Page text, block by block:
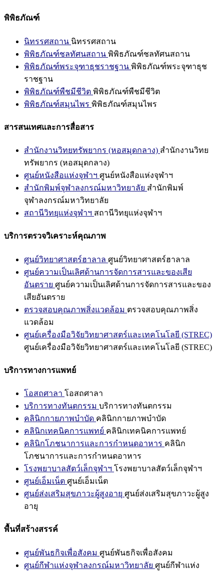
พิพิธภัณฑ์
นิทรรศสถาน นิทรรศสถาน
พิพิธภัณฑ์ชลทัศนสถาน พิพิธภัณฑ์ชลทัศนสถาน
พิพิธภัณฑ์พระจุฑาธุชราชฐาน พิพิธภัณฑ์พระจุฑาธุช
ราชฐาน
พิพิธภัณฑ์พืชมีชีวิต พิพิธภัณฑ์พืชมีชีวิต
พิพิธภัณฑ์สมุนไพร พิพิธภัณฑ์สมุนไพร
สารสนเทศและการสื่อสาร
สำนักงานวิทยทรัพยากร (หอสมุดกลาง) สำนักงานวิทย
ทรัพยากร (หอสมุดกลาง)
ศูนย์หนังสือแห่งจุฬาฯ ศูนย์หนังสือแห่งจุฬาฯ
สำนักพิมพ์จุฬาลงกรณ์มหาวิทยาลัย สำนักพิมพ์
จุฬาลงกรณ์มหาวิทยาลัย
สถานีวิทยุแห่งจุฬาฯ สถานีวิทยุแห่งจุฬาฯ
บริการตรวจวิเคราะห์คุณภาพ
ศูนย์วิทยาศาสตร์ฮาลาล ศูนย์วิทยาศาสตร์ฮาลาล
ศูนย์ความเป็นเลิศด้านการจัดการสารและของเสีย
อันตราย ศูนย์ความเป็นเลิศด้านการจัดการสารและของ
เสียอันตราย
ตรวจสอบคุณภาพสิ่งแวดล้อม ตรวจสอบคุณภาพสิ่ง
แวดล้อม
ศูนย์เครื่องมือวิจัยวิทยาศาสตร์และเทคโนโลยี (STREC)
ศูนย์เครื่องมือวิจัยวิทยาศาสตร์และเทคโนโลยี (STREC)
บริการทางการแพทย์
โอสถศาลา โอสถศาลา
บริการทางทันตกรรม บริการทางทันตกรรม
คลินิกกายภาพบำบัด คลินิกกายภาพบำบัด
คลินิกเทคนิคการแพทย์ คลินิกเทคนิคการแพทย์
คลินิกโภชนาการและการกำหนดอาหาร คลินิก
โภชนาการและการกำหนดอาหาร
โรงพยาบาลสัตว์เล็กจุฬาฯ โรงพยาบาลสัตว์เล็กจุฬาฯ
ศูนย์เอ็มเน็ต ศูนย์เอ็มเน็ต
ศูนย์ส่งเสริมสุขภาวะผู้สูงอายุ ศูนย์ส่งเสริมสุขภาวะผู้สูง
อายุ
พื้นที่สร้างสรรค์
ศูนย์พันธกิจเพื่อสังคม ศูนย์พันธกิจเพื่อสังคม
ศูนย์กีฬาแห่งจุฬาลงกรณ์มหาวิทยาลัย ศูนย์กีฬาแห่ง